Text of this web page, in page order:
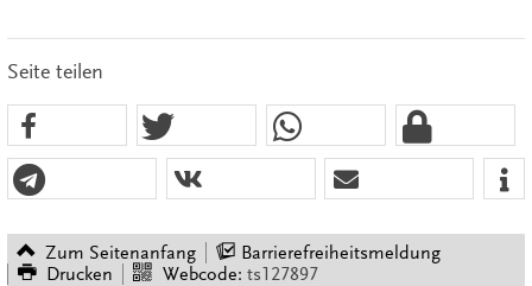
Seite teilen
Zum Seitenanfang
Barrierefreiheitsmeldung
Drucken
Webcode: ts127897